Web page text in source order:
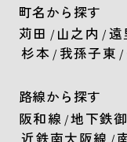
町名から探す
苅田 / 山之内 / 遠
杉本 / 我孫子東 /
路線から探す
阪和線 /地下鉄
近鉄南大阪線 /